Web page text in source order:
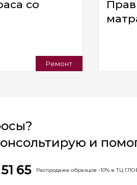
со
Ремонт
и
65 Распродажа образцов -10% в ТЦ